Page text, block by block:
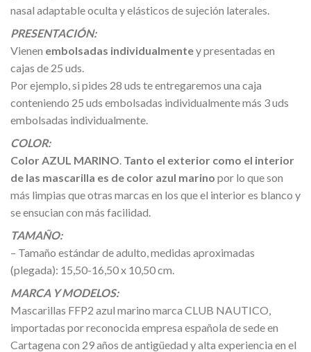
nasal adaptable oculta y elásticos de sujeción laterales.
PRESENTACIÓN:
Vienen embolsadas individualmentey presentadas en
cajas de 25 uds.
Por ejemplo, si pides 28 uds te entregaremos una caja
conteniendo 25 uds embolsadas individualmente más 3 uds
embolsadas individualmente.
COLOR:
Color AZUL MARINO Tanto el exterior como el interior
de las mascarilla es de color azul marino por lo que son
más limpias que otras marcas en los que el interior es blanco y
se ensucian con más facilidad.
TAMAÑO:
– Tamaño estándar de adulto, medidas aproximadas
(plegada): 15,50-16,50 x 10,50 cm.
MARCA Y MODELOS:
Mascarillas FFP2 azul marino marca CLUB NAUTICO,
importadas por reconocida empresa española de sede en
Cartagena con 29 años de antigüedad y alta experiencia en el